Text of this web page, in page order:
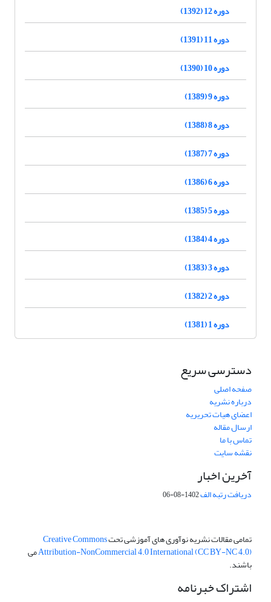
دوره 12 (1392)
دوره 11 (1391)
دوره 10 (1390)
دوره 9 (1389)
دوره 8 (1388)
دوره 7 (1387)
دوره 6 (1386)
دوره 5 (1385)
دوره 4 (1384)
دوره 3 (1383)
دوره 2 (1382)
دوره 1 (1381)
دسترسی سریع
صفحه اصلی
درباره نشریه
اعضای هیات تحریریه
ارسال مقاله
تماس با ما
نقشه سایت
آخرین اخبار
دریافت رتبه الف1402-08-06
تمامی مقالات نشریه نوآوری های آموزشی تحتCreative Commons
Attribution-NonCommercial 4.0 International (CC BY-NC 4.0)می
باشند.
اشتراک خبرنامه